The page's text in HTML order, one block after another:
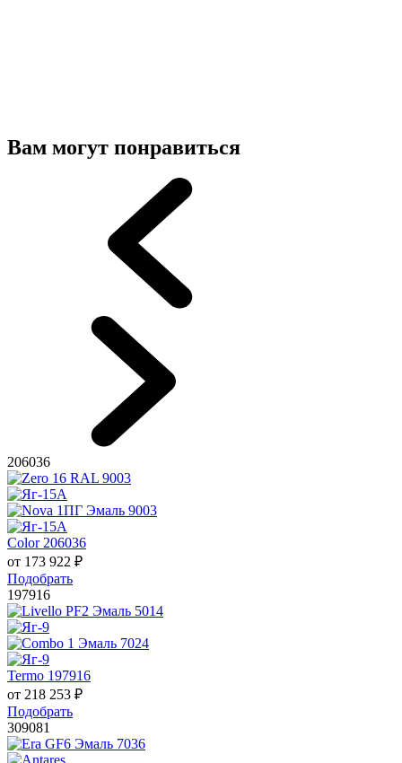
Вам могут понравиться
206036
Color 206036
от 173 922 ₽
Подобрать
197916
Termo 197916
от 218 253 ₽
Подобрать
309081